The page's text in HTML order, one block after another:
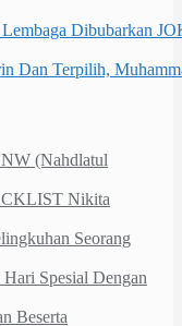
Dibubarkan
Dan Terpilih,
(Nahdlatul
Nikita
Seorang
Spesial Dengan
Beserta